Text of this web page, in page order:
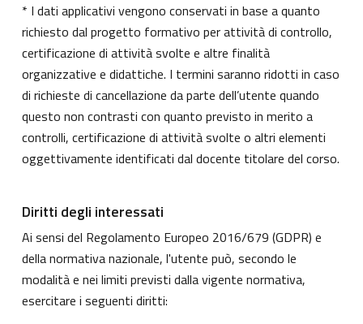
* I dati applicativi vengono conservati in base a quanto
richiesto dal progetto formativo per attività di controllo,
certificazione di attività svolte e altre finalità
organizzative e didattiche. I termini saranno ridotti in caso
di richieste di cancellazione da parte dell’utente quando
questo non contrasti con quanto previsto in merito a
controlli, certificazione di attività svolte o altri elementi
oggettivamente identificati dal docente titolare del corso.
Diritti degli interessati
Ai sensi del Regolamento Europeo 2016/679 (GDPR) e
della normativa nazionale, l'utente può, secondo le
modalità e nei limiti previsti dalla vigente normativa,
esercitare i seguenti diritti: